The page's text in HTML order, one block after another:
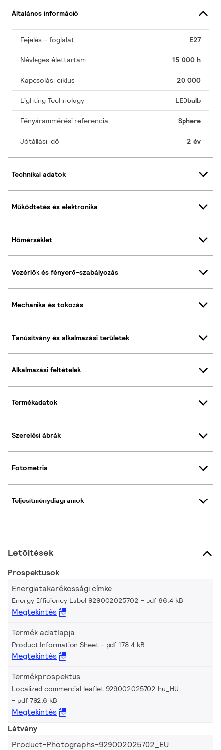
Általános információ
Fejelés - foglalat E27
Névleges élettartam 15 000 h
Kapcsolási ciklus 20 000
Lighting Technology LEDbulb
Fényárammérési referencia Sphere
Jótállási idő 2 év
Technikai adatok
Működtetés és elektronika
Hőmérséklet
Vezérlők és fényerő-szabályozás
Mechanika és tokozás
Tanúsítvány és alkalmazási területek
Alkalmazási feltételek
Termékadatok
Szerelési ábrák
Fotometria
Teljesítménydiagramok
Letöltések
Prospektusok
Energiatakarékossági címke
Energy Efficiency Label 929002025702 pdf 66.4 kB
Megtekintés
Termék adatlapja
Product Information Sheet pdf 178.4 kB
Megtekintés
Termékprospektus
Localized commercial leaflet 929002025702 hu_HU
pdf 792.6 kB
Megtekintés
Látvány
Product-Photographs-929002025702_EU